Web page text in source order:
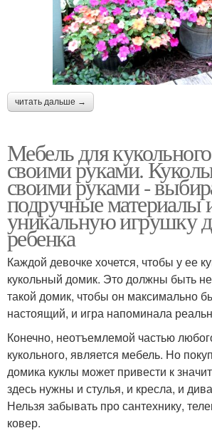
читать дальше →
Мебель для
своими руками.
своими руками -
подручные материалы
уникальную игрушку
ребенка
Каждой девочке хочется, чтобы у ее
кукольный домик. Это должны быть
такой домик, чтобы он максимально
настоящий, и игра напоминала
Конечно, неотъемлемой частью
кукольного, является мебель. Но
домика куклы может привести к
здесь нужны и стулья, и кресла, и
Нельзя забывать про сантехнику,
ковер.